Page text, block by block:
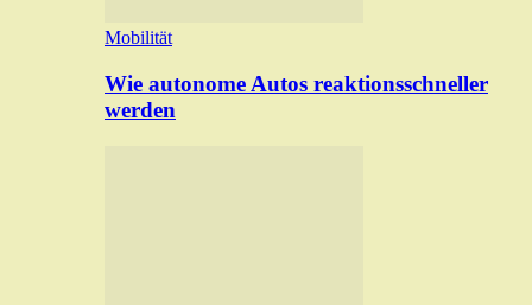
Mobilität
Wie autonome Autos reaktionsschneller
werden